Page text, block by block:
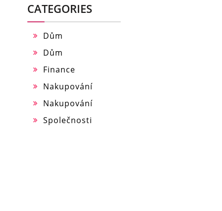
CATEGORIES
Dům
Dům
Finance
Nakupování
Nakupování
Společnosti